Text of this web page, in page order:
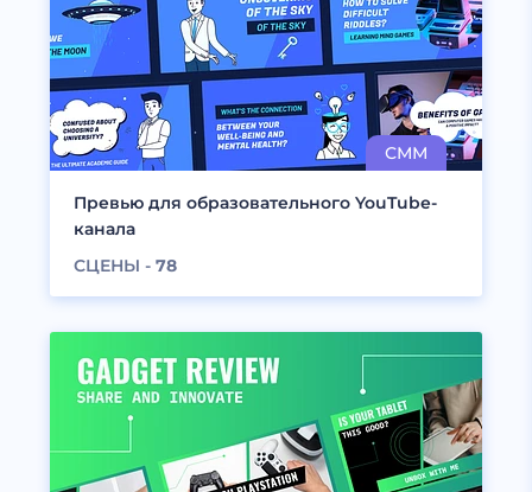
Превью для образовательного YouTube-
канала
СЦЕНЫ - 78